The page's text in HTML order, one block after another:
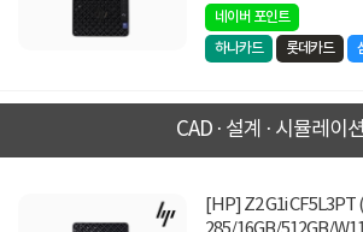
네이버 포인트
하나카드
롯데카드
CAD · 설계 · 시뮬레이션
[HP] Z2 G1i CF5L3PT